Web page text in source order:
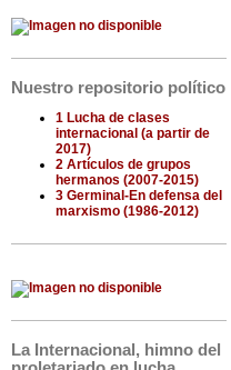
Nuestro repositorio político
1 Lucha de clases
internacional (a partir de
2017)
2 Artículos de grupos
hermanos (2007-2015)
3 Germinal-En defensa del
marxismo (1986-2012)
La Internacional, himno del